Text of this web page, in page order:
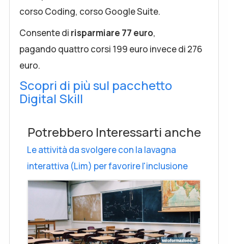
corso Coding, corso Google Suite.
Consente di risparmiare 77 euro,
pagando quattro corsi 199 euro invece di 276
euro.
Scopri di più sul pacchetto
Digital Skill
Potrebbero Interessarti anche
Le attività da svolgere con la lavagna
interattiva (Lim) per favorire l'inclusione